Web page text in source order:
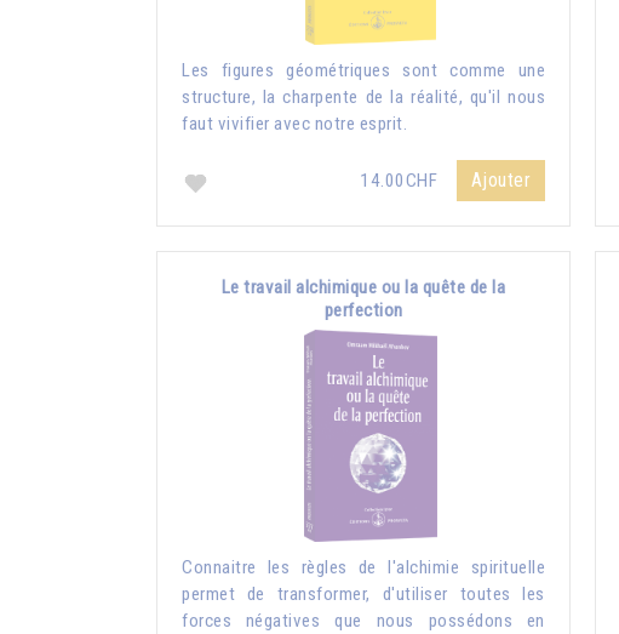
Les figures géométriques sont comme une
structure, la charpente de la réalité, qu'il nous
faut vivifier avec notre esprit.
14.00CHF Ajouter
Le travail alchimique ou la quête de la
perfection
Connaitre les règles de l'alchimie spirituelle
permet de transformer, d'utiliser toutes les
forces négatives que nous possédons en